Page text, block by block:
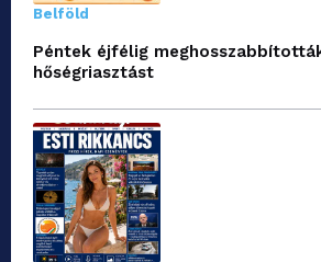
Belföld
Péntek éjfélig
hőségriasztást